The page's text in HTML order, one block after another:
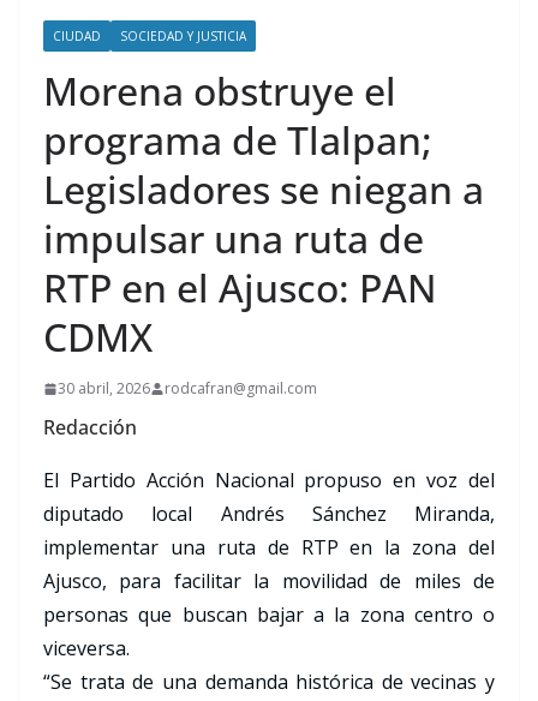
CIUDAD SOCIEDAD Y JUSTICIA
Morena obstruye el
programa de Tlalpan;
Legisladores se niegan a
impulsar una ruta de
RTP en el Ajusco: PAN
CDMX
30 abril, 2026 rodcafran@gmail.com
Redacción
El Partido Acción Nacional propuso en voz del
diputado local Andrés Sánchez Miranda,
implementar una ruta de RTP en la zona del
Ajusco, para facilitar la movilidad de miles de
personas que buscan bajar a la zona centro o
viceversa.
“Se trata de una demanda histórica de vecinas y